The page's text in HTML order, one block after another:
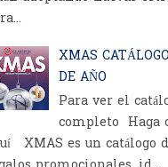
XMAS
DE AÑO
Para ver el
completo Haga
XMAS es un catálogo